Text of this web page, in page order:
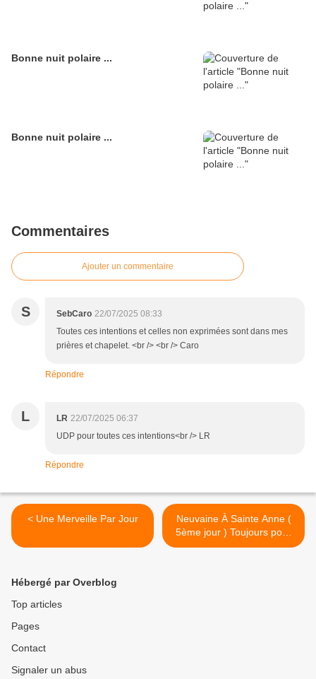
Bonne nuit polaire ...
Bonne nuit polaire ...
Commentaires
Ajouter un commentaire
S SebCaro 22/07/2025 08:33
Toutes ces intentions et celles non exprimées sont dans mes
prières et chapelet. <br /> <br /> Caro
Répondre
L LR 22/07/2025 06:37
UDP pour toutes ces intentions<br /> LR
Répondre
< Une Merveille Par Jour
Neuvaine À Sainte Anne (
5ème jour ) Toujours pour
Marguerite . >
Hébergé par Overblog
Top articles
Pages
Contact
Signaler un abus